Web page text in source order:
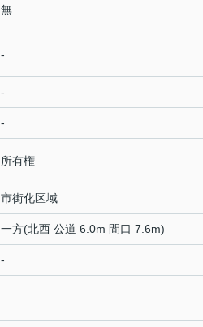
無
-
-
-
所有権
市街化区域
一方(北西 公道 6.0m 間口 7.6m)
-